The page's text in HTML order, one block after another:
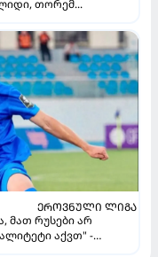
თორემ...
ᲔᲠᲝᲕᲜᲣᲚᲘ ᲚᲘᲒᲐ
მათ რუსები არ
აქვთ" -